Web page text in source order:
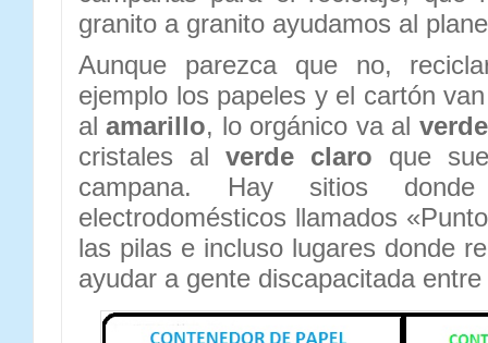
granito a granito ayudamos al
Aunque parezca que no,
ejemplo los papeles y el cartón
alamarillo, lo orgánico va al
cristales al verde claro que
campana. Hay sitios
electrodomésticos llamados
las pilas e incluso lugares donde
ayudar a gente discapacitada